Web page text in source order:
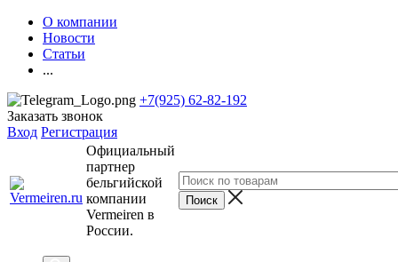
О компании
Новости
Статьи
...
+7(925) 62-82-192
Заказать звонок
Вход Регистрация
Официальный
партнер
бельгийской
компании
Vermeiren в
России.